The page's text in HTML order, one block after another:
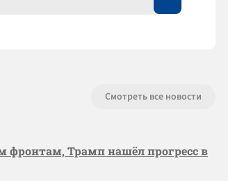
Смотреть все новости
фронтам, Трамп нашёл прогресс в